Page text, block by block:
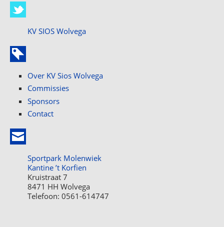
KV SIOS Wolvega
Over KV Sios Wolvega
Commissies
Sponsors
Contact
Sportpark Molenwiek
Kantine ’t Korfien
Kruistraat 7
8471 HH Wolvega
Telefoon: 0561-614747